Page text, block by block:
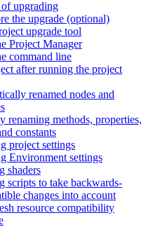
of upgrading
the upgrade (optional)
upgrade tool
Project Manager
command line
after running the project
renamed nodes and
renaming methods, properties,
constants
project settings
Environment settings
shaders
scripts to take backwards-
changes into account
resource compatibility